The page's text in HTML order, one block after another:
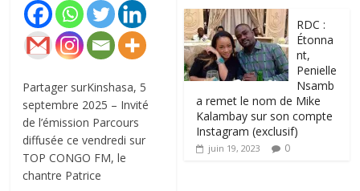
Partager surKinshasa, 5
septembre 2025 – Invité
de l’émission Parcours
diffusée ce vendredi sur
TOP CONGO FM, le
chantre Patrice
RDC :
Étonna
nt,
Penielle
Nsamb
a remet le nom de Mike
Kalambay sur son compte
Instagram (exclusif)
juin 19, 2023 0